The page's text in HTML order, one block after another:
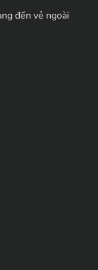
đến vẻ ngoài